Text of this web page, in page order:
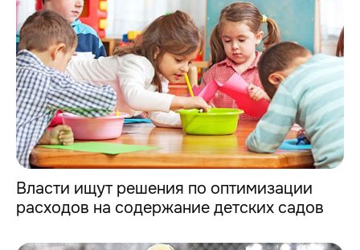
Власти ищут решения по оптимизации
расходов на содержание детских садов